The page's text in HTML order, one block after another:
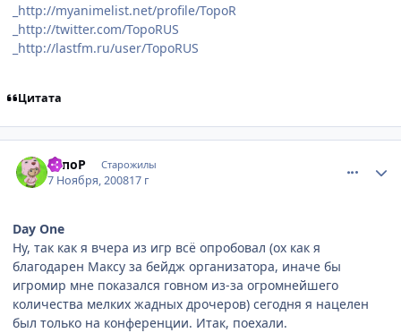
_http://myanimelist.net/profile/TopoR
_http://twitter.com/TopoRUS
_http://lastfm.ru/user/TopoRUS
Цитата
ТопоР Старожилы
7 Ноября, 200817 г
Day One
Ну, так как я вчера из игр всё опробовал (ох как я
благодарен Максу за бейдж организатора, иначе бы
игромир мне показался говном из-за огромнейшего
количества мелких жадных дрочеров) сегодня я нацелен
был только на конференции. Итак, поехали.